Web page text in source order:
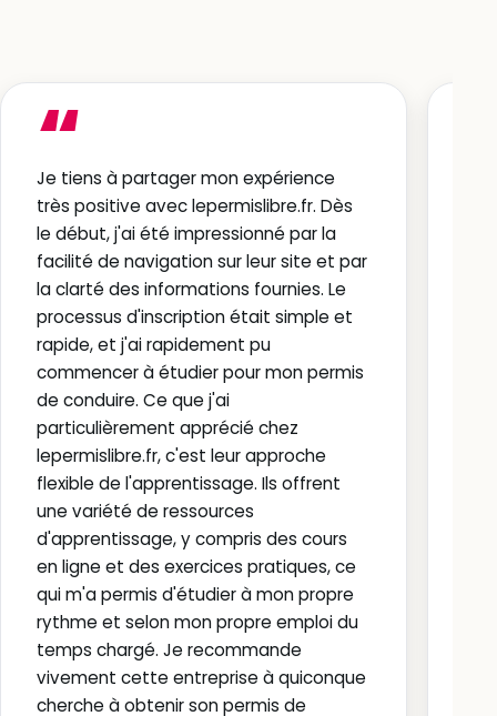
“
Je tiens à partager mon expérience
très positive avec lepermislibre.fr. Dès
le début, j'ai été impressionné par la
facilité de navigation sur leur site et par
la clarté des informations fournies. Le
processus d'inscription était simple et
rapide, et j'ai rapidement pu
commencer à étudier pour mon permis
de conduire. Ce que j'ai
particulièrement apprécié chez
lepermislibre.fr, c'est leur approche
flexible de l'apprentissage. Ils offrent
une variété de ressources
d'apprentissage, y compris des cours
en ligne et des exercices pratiques, ce
qui m'a permis d'étudier à mon propre
rythme et selon mon propre emploi du
temps chargé. Je recommande
vivement cette entreprise à quiconque
cherche à obtenir son permis de